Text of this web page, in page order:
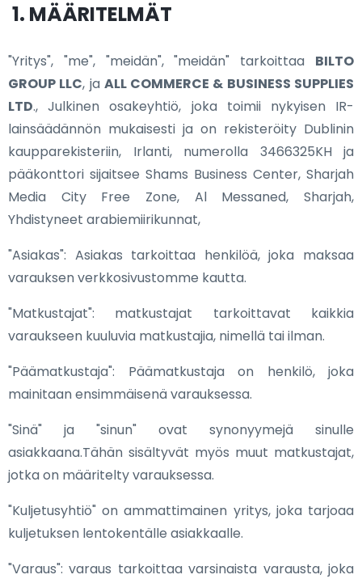
1. MÄÄRITELMÄT
"Yritys", "me", "meidän", "meidän" tarkoittaa BILTO
GROUP LLC, ja ALL COMMERCE & BUSINESS SUPPLIES
LTD., Julkinen osakeyhtiö, joka toimii nykyisen IR-
lainsäädännön mukaisesti ja on rekisteröity Dublinin
kaupparekisteriin, Irlanti, numerolla 3466325KH ja
pääkonttori sijaitsee Shams Business Center, Sharjah
Media City Free Zone, Al Messaned, Sharjah,
Yhdistyneet arabiemiirikunnat,
"Asiakas": Asiakas tarkoittaa henkilöä, joka maksaa
varauksen verkkosivustomme kautta.
"Matkustajat": matkustajat tarkoittavat kaikkia
varaukseen kuuluvia matkustajia, nimellä tai ilman.
"Päämatkustaja": Päämatkustaja on henkilö, joka
mainitaan ensimmäisenä varauksessa.
"Sinä" ja "sinun" ovat synonyymejä sinulle
asiakkaana.Tähän sisältyvät myös muut matkustajat,
jotka on määritelty varauksessa.
"Kuljetusyhtiö" on ammattimainen yritys, joka tarjoaa
kuljetuksen lentokentälle asiakkaalle.
"Varaus": varaus tarkoittaa varsinaista varausta, joka